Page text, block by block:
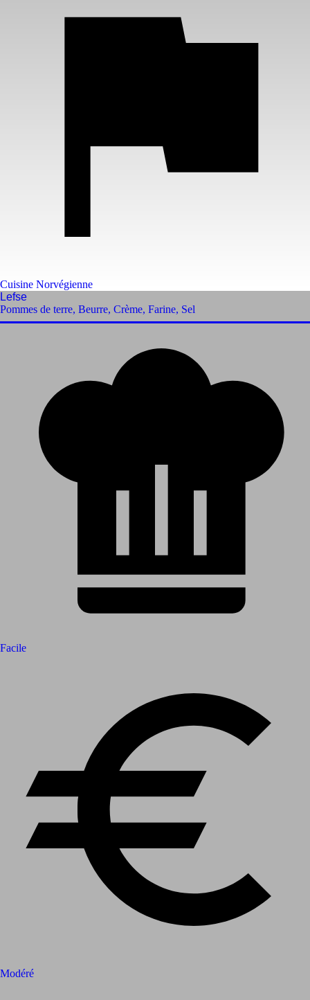
Cuisine Norvégienne
Lefse
Pommes de terre, Beurre, Crème, Farine, Sel
Facile
Modéré